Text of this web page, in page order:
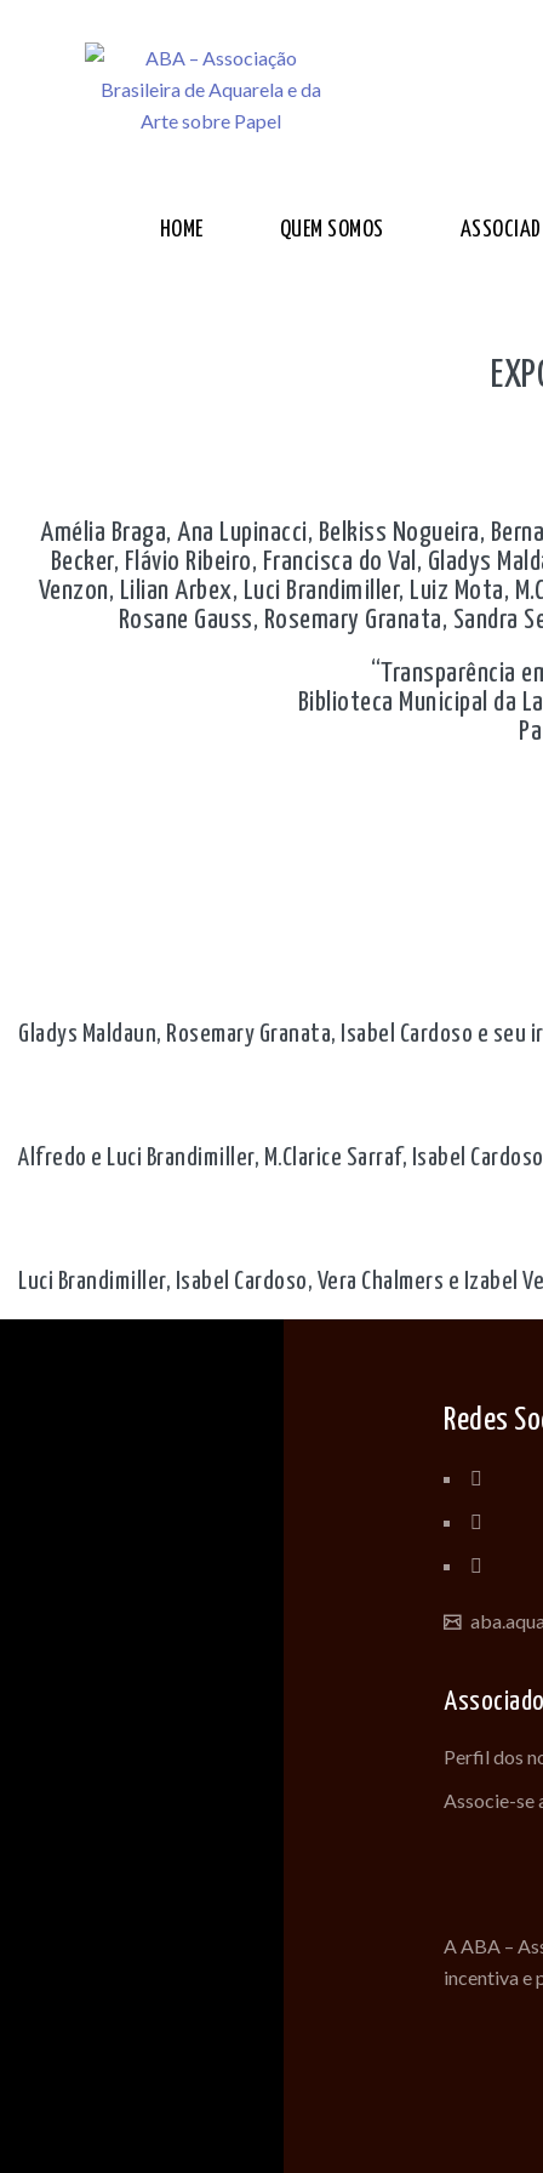
HOME QUEM SOMOS
Amélia Braga, Ana Lupinacci, Belkiss Nogueira,
Becker, Flávio Ribeiro, Francisca do Val, Gladys
Venzon, Lilian Arbex, Luci Brandimiller, Luiz Mota,
Rosane Gauss, Rosemary Granata, Sandra
“Transparência
Biblioteca Municipal da
Gladys Maldaun, Rosemary Granata, Isabel Cardoso e seu
Alfredo e Luci Brandimiller, M.Clarice Sarraf, Isabel
Luci Brandimiller, Isabel Cardoso, Vera Chalmers e Izabel
Redes
Perfil dos
Associe-se
A ABA –
incentiva e